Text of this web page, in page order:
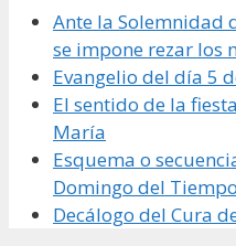
Ante la Solemnidad
se impone rezar los
Evangelio del día 5
El sentido de la
María
Esquema o
Domingo del
Decálogo del Cura